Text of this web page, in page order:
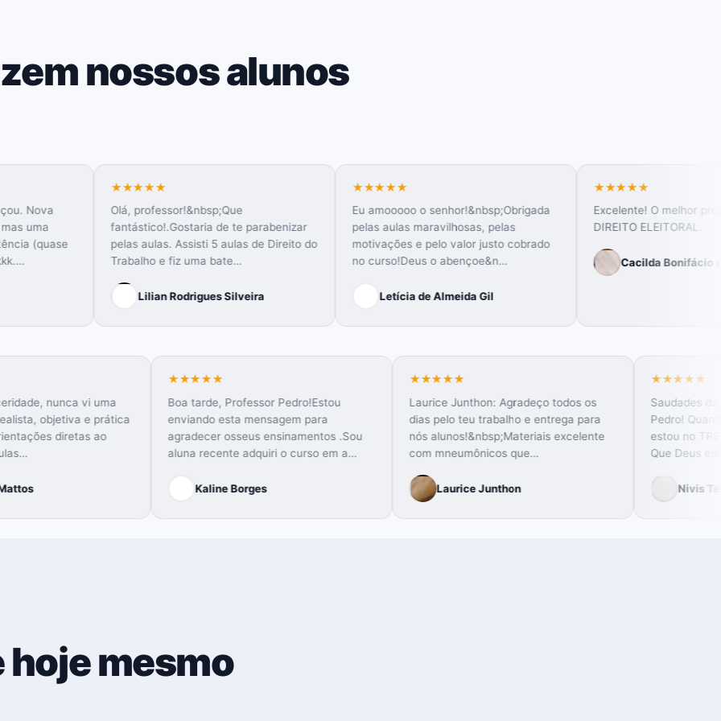
nossos alunos
Olá, professor!&nbsp;Que
fantástico!.Gostaria de te parabenizar
pelas aulas. Assisti 5 aulas de Direito do
Trabalho e fiz uma bate…
Lilian Rodrigues Silveira
Eu amooooo o senhor!&nbsp;Obrigada
pelas aulas maravilhosas, pelas
motivações e pelo valor justo cobrado
no curso!Deus o abençoe&n…
Letícia de Almeida Gil
Excelente! O melhor professor de
DIREITO ELEITORAL.
Cacilda Bonifácio de Macedo
Com toda sinceridade, nunca vi uma
mentoria tão realista, objetiva e prática
como essa! Orientações diretas ao
ponto, sem firulas…
Boa tarde, Professor Pedro!Estou
enviando esta mensagem para
agradecer osseus ensinamentos .Sou
aluna recente adquiri o curso em a…
Laurice Junthon: Agradeço todos os
dias pelo teu trabalho e entrega para
nós alunos!&nbsp;Materiais excelente
com mneumônicos que…
Laurice Junthon
hoje mesmo